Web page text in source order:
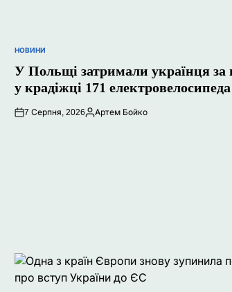
ОПУБЛІКУВАТИ
НОВИНИ
У Польщі затримали українця за
у крадіжці 171 електровелосипеда
7 Серпня, 2026
Опубліковано
Артем Бойко